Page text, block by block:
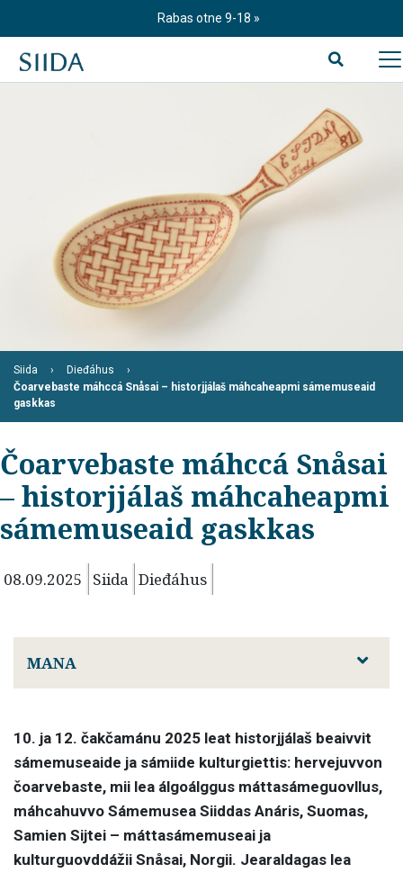
t
Rabas otne 9-18
Siida
Dieđáhus
Čoarvebaste máhccá Snåsai – historjjálaš máhcaheapmi sámemuseaid
gaskkas
Čoarvebaste máhccá Snåsai
– historjjálaš máhcaheapmi
sámemuseaid gaskkas
08.09.2025 Siida Dieđáhus
MANA
10. ja 12. čakčamánu 2025 leat historjjálaš beaivvit
sámemuseaide ja sámiide kulturgiettis: hervejuvvon
čoarvebaste, mii lea álgoálggus máttasámeguovllus,
máhcahuvvo Sámemusea Siiddas Anáris, Suomas,
Samien Sijtei – máttasámemuseai ja
kulturguovddážii Snåsai, Norgii. Jearaldagas lea